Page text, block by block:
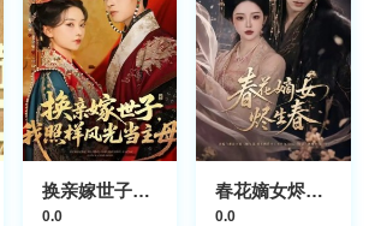
换亲嫁世子我照样风光当主母
0.0
春花嫡女烬生春
0.0